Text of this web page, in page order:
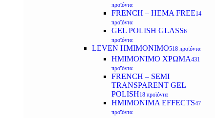
προϊόντα
FRENCH – HEMA FREE14
προϊόντα
GEL POLISH GLASS6
προϊόντα
LEVEN ΗΜΙΜΟΝΙΜΟ518 προϊόντα
ΗΜΙΜΟΝΙΜΟ ΧΡΩΜΑ431
προϊόντα
FRENCH – SEMI
TRANSPARENT GEL
POLISH18 προϊόντα
HMIMONIMA EFFECTS47
προϊόντα